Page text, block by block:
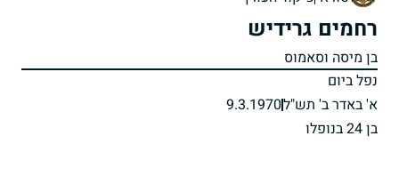
רחמים גרידיש
בן מיסה וסאמוס
נפל ביום
א' באדר ב' תש"ל9.3.1970
בן 24 בנופלו